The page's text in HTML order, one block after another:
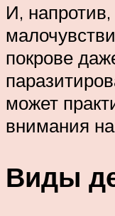
И,
покрове
может
внимания
Виды